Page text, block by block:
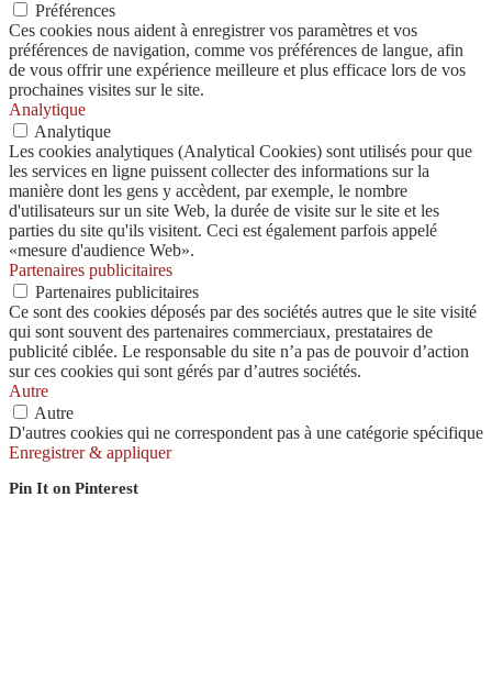
Préférences
Ces cookies nous aident à enregistrer vos paramètres et vos
préférences de navigation, comme vos préférences de langue, afin
de vous offrir une expérience meilleure et plus efficace lors de vos
prochaines visites sur le site.
Analytique
Analytique
Les cookies analytiques (Analytical Cookies) sont utilisés pour que
les services en ligne puissent collecter des informations sur la
manière dont les gens y accèdent, par exemple, le nombre
d'utilisateurs sur un site Web, la durée de visite sur le site et les
parties du site qu'ils visitent. Ceci est également parfois appelé
«mesure d'audience Web».
Partenaires publicitaires
Partenaires publicitaires
Ce sont des cookies déposés par des sociétés autres que le site visité
qui sont souvent des partenaires commerciaux, prestataires de
publicité ciblée. Le responsable du site n’a pas de pouvoir d’action
sur ces cookies qui sont gérés par d’autres sociétés.
Autre
Autre
D'autres cookies qui ne correspondent pas à une catégorie spécifique
Enregistrer & appliquer
Pin It on Pinterest